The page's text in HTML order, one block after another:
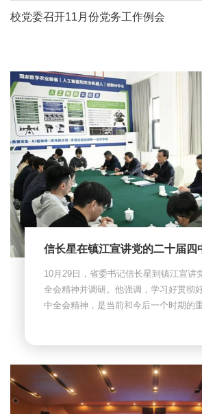
校党委召开11月份党务工作例会
信长星在镇江宣讲党的二十届四
10月29日，省委书记信长星到镇江宣讲
全会精神并调研。他强调，学习好贯彻
中全会精神，是当前和今后一个时期的